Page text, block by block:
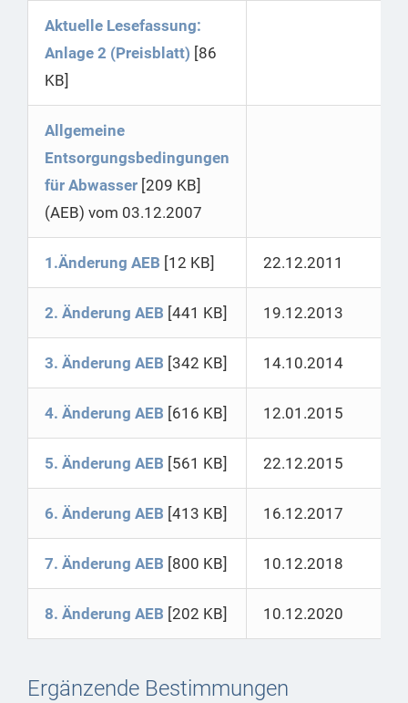
Aktuelle Lesefassung:
Anlage 2 (Preisblatt) [86
KB]
Allgemeine
Entsorgungsbedingungen
für Abwasser [209 KB]
(AEB) vom 03.12.2007
1.Änderung AEB [12 KB] 22.12.2011
2. Änderung AEB [441 KB] 19.12.2013
3. Änderung AEB [342 KB] 14.10.2014
4. Änderung AEB [616 KB] 12.01.2015
5. Änderung AEB [561 KB] 22.12.2015
6. Änderung AEB [413 KB] 16.12.2017
7. Änderung AEB [800 KB] 10.12.2018
8. Änderung AEB [202 KB] 10.12.2020
Ergänzende Bestimmungen